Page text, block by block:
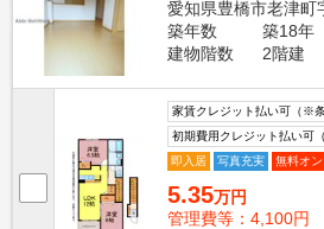
愛知県豊橋市老津町
築年数
築18年
建物階数
2階建
家賃クレジット払い可（※条
初期費用クレジット払い可
即入居
写真充実 無料オ
5.35万円
管理費等：4,100円